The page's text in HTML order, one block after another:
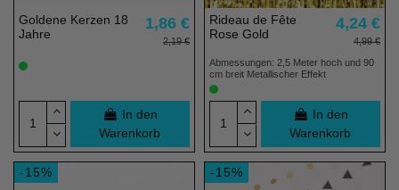
Goldene Kerzen 18
Jahre
1,86 €
2,19 €
In den
Warenkorb
Rideau de Fête
Rose Gold
4,24 €
4,99 €
Abmessungen: 2,5 Meter hoch und 90
cm breit Metallischer Effekt
In den
Warenkorb
-15% -15%